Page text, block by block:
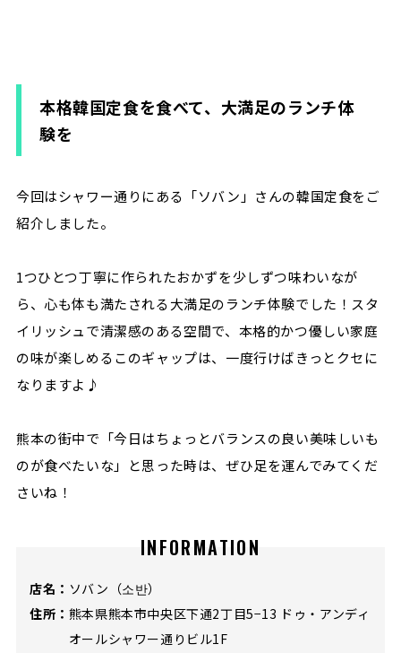
本格韓国定食を食べて、大満足のランチ体
験を
今回はシャワー通りにある「ソバン」さんの韓国定食をご
紹介しました。
1つひとつ丁寧に作られたおかずを少しずつ味わいなが
ら、心も体も満たされる大満足のランチ体験でした！スタ
イリッシュで清潔感のある空間で、本格的かつ優しい家庭
の味が楽しめるこのギャップは、一度行けばきっとクセに
なりますよ♪
熊本の街中で「今日はちょっとバランスの良い美味しいも
のが食べたいな」と思った時は、ぜひ足を運んでみてくだ
さいね！
INFORMATION
店名： ソバン（소반）
住所： 熊本県熊本市中央区下通2丁目5−13 ドゥ・アンディ
オールシャワー通りビル1F